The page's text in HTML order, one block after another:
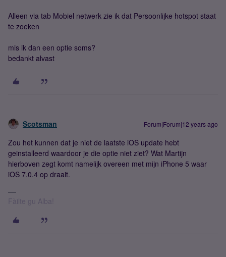
Alleen via tab Mobiel netwerk zie ik dat Persoonlijke hotspot staat
te zoeken
mis ik dan een optie soms?
bedankt alvast
Scotsman Forum|Forum|12 years ago
Zou het kunnen dat je niet de laatste iOS update hebt
geinstalleerd waardoor je die optie niet ziet? Wat Martijn
hierboven zegt komt namelijk overeen met mijn iPhone 5 waar
iOS 7.0.4 op draait.
Fàilte gu Alba!